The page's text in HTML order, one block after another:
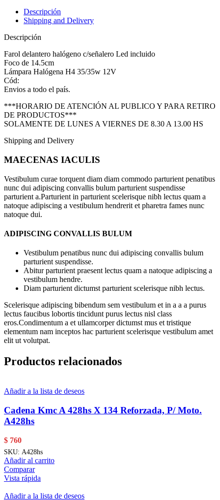
Descripción
Shipping and Delivery
Descripción
Farol delantero halógeno c/señalero Led incluido
Foco de 14.5cm
Lámpara Halógena H4 35/35w 12V
Cód:
Envios a todo el país.
***HORARIO DE ATENCIÓN AL PUBLICO Y PARA RETIRO
DE PRODUCTOS***
SOLAMENTE DE LUNES A VIERNES DE 8.30 A 13.00 HS
Shipping and Delivery
MAECENAS IACULIS
Vestibulum curae torquent diam diam commodo parturient penatibus
nunc dui adipiscing convallis bulum parturient suspendisse
parturient a.Parturient in parturient scelerisque nibh lectus quam a
natoque adipiscing a vestibulum hendrerit et pharetra fames nunc
natoque dui.
ADIPISCING CONVALLIS BULUM
Vestibulum penatibus nunc dui adipiscing convallis bulum
parturient suspendisse.
Abitur parturient praesent lectus quam a natoque adipiscing a
vestibulum hendre.
Diam parturient dictumst parturient scelerisque nibh lectus.
Scelerisque adipiscing bibendum sem vestibulum et in a a a purus
lectus faucibus lobortis tincidunt purus lectus nisl class
eros.Condimentum a et ullamcorper dictumst mus et tristique
elementum nam inceptos hac parturient scelerisque vestibulum amet
elit ut volutpat.
Productos relacionados
Añadir a la lista de deseos
Cadena Kmc A 428hs X 134 Reforzada, P/ Moto.
A428hs
$ 760
SKU: A428hs
Añadir al carrito
Comparar
Vista rápida
Añadir a la lista de deseos